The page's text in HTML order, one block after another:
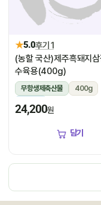
★5.0후기 1
(농할 국산)제주흑돼지
수육용(400g)
무항생제축산물
400g
냉장
24,200원
담기